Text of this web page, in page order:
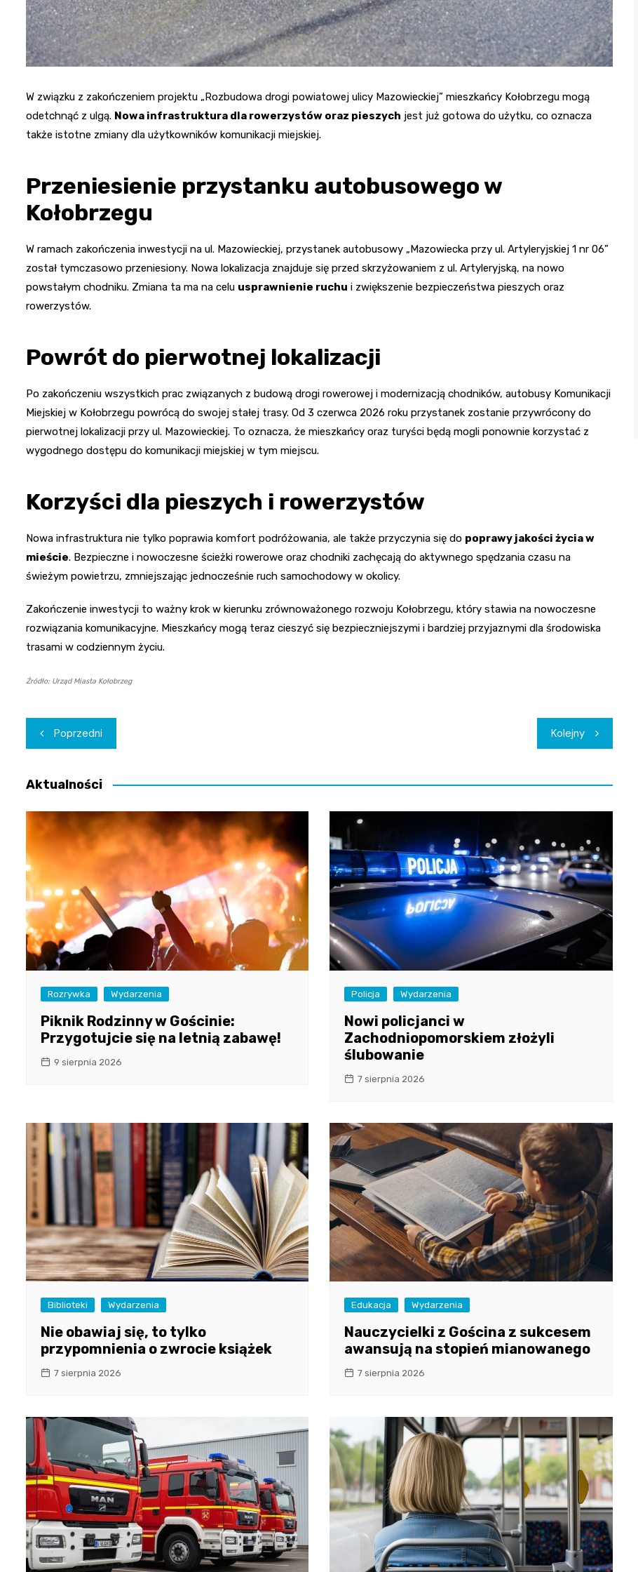
W związku z zakończeniem projektu „Rozbudowa drogi powiatowej ulicy Mazowieckiej” mieszkańcy Kołobrzegu mogą
odetchnąć z ulgą. Nowa infrastruktura dla rowerzystów oraz pieszych jest już gotowa do użytku, co oznacza
także istotne zmiany dla użytkowników komunikacji miejskiej.
Przeniesienie przystanku autobusowego w
Kołobrzegu
W ramach zakończenia inwestycji na ul. Mazowieckiej, przystanek autobusowy „Mazowiecka przy ul. Artyleryjskiej 1 nr 06”
został tymczasowo przeniesiony. Nowa lokalizacja znajduje się przed skrzyżowaniem z ul. Artyleryjską, na nowo
powstałym chodniku. Zmiana ta ma na celu usprawnienie ruchu i zwiększenie bezpieczeństwa pieszych oraz
rowerzystów.
Powrót do pierwotnej lokalizacji
Po zakończeniu wszystkich prac związanych z budową drogi rowerowej i modernizacją chodników, autobusy Komunikacji
Miejskiej w Kołobrzegu powrócą do swojej stałej trasy. Od 3 czerwca 2026 roku przystanek zostanie przywrócony do
pierwotnej lokalizacji przy ul. Mazowieckiej. To oznacza, że mieszkańcy oraz turyści będą mogli ponownie korzystać z
wygodnego dostępu do komunikacji miejskiej w tym miejscu.
Korzyści dla pieszych i rowerzystów
Nowa infrastruktura nie tylko poprawia komfort podróżowania, ale także przyczynia się do poprawy jakości życia w
mieście. Bezpieczne i nowoczesne ścieżki rowerowe oraz chodniki zachęcają do aktywnego spędzania czasu na
świeżym powietrzu, zmniejszając jednocześnie ruch samochodowy w okolicy.
Zakończenie inwestycji to ważny krok w kierunku zrównoważonego rozwoju Kołobrzegu, który stawia na nowoczesne
rozwiązania komunikacyjne. Mieszkańcy mogą teraz cieszyć się bezpieczniejszymi i bardziej przyjaznymi dla środowiska
trasami w codziennym życiu.
Źródło: Urząd Miasta Kołobrzeg
Nawigacja
wpisu
Poprzedni Kolejny
Aktualności
Rozrywka Wydarzenia
Piknik Rodzinny w Gościnie:
Przygotujcie się na letnią zabawę!
9 sierpnia 2026
Policja Wydarzenia
Nowi policjanci w
Zachodniopomorskiem złożyli
ślubowanie
7 sierpnia 2026
Biblioteki Wydarzenia
Nie obawiaj się, to tylko
przypomnienia o zwrocie książek
7 sierpnia 2026
Edukacja Wydarzenia
Nauczycielki z Gościna z sukcesem
awansują na stopień mianowanego
7 sierpnia 2026